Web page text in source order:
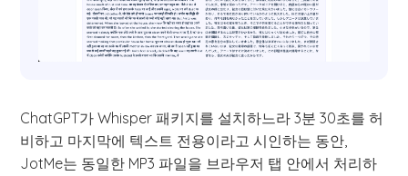
ChatGPT가 Whisper 패키지를 설치하느라 3분 30초를 허
비하고 마지막에 텍스트 전용이라고 시인하는 동안,
JotMe는 동일한 MP3 파일을 브라우저 탭 안에서 처리하